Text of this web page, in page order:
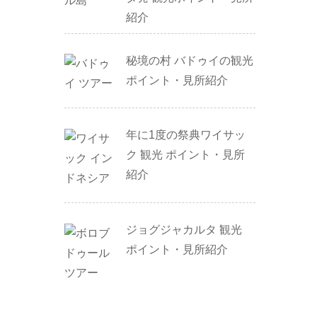
紹介
秘境の村 バドゥイの観光
ポイント・見所紹介
年に1度の祭典ワイサッ
ク 観光 ポイント・見所
紹介
ジョグジャカルタ 観光
ポイント・見所紹介